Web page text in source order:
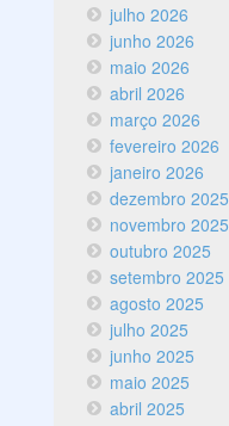
julho 2026
junho 2026
maio 2026
abril 2026
março 2026
fevereiro 2026
janeiro 2026
dezembro 2025
novembro 2025
outubro 2025
setembro 2025
agosto 2025
julho 2025
junho 2025
maio 2025
abril 2025